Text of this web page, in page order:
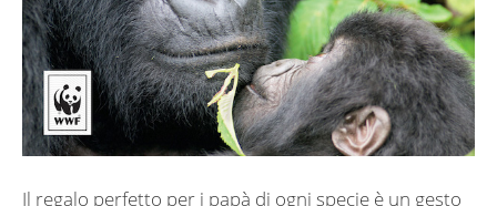
Il regalo perfetto per i papà di ogni specie è un gesto